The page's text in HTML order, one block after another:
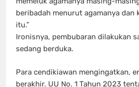
beribadah menurut agamanya dan
itu.”
Ironisnya, pembubaran dilakukan
sedang berduka.
Para cendikiawan mengingatkan,
berakhir. UU No. 1 Tahun 2023